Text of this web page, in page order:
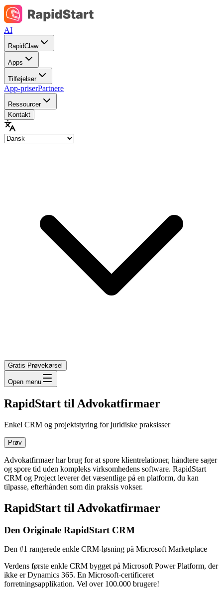
AI
RapidClaw
Apps
Tilføjelser
App-priserPartnere
Ressourcer
Kontakt
Gratis Prøvekørsel
Open menu
RapidStart til Advokatfirmaer
Enkel CRM og projektstyring for juridiske praksisser
Prøv
Advokatfirmaer har brug for at spore klientrelationer, håndtere sager
og spore tid uden kompleks virksomhedens software. RapidStart
CRM og Project leverer det væsentlige på en platform, du kan
tilpasse, efterhånden som din praksis vokser.
RapidStart til Advokatfirmaer
Den Originale RapidStart CRM
Den #1 rangerede enkle CRM-løsning på Microsoft Marketplace
Verdens første enkle CRM bygget på Microsoft Power Platform, der
ikke er Dynamics 365. En Microsoft-certificeret
forretningsapplikation. Vel over 100.000 brugere!